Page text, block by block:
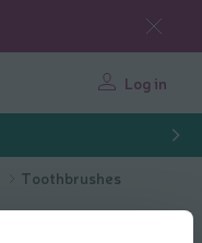
Log in
Toothbrushes